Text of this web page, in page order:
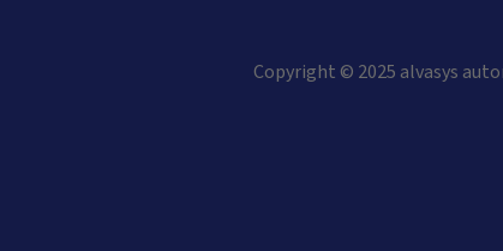
Copyright © 2025 alvasys